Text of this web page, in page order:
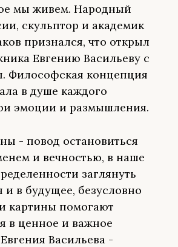
мы живем. Народный
скульптор и академик
признался, что открыл
Евгению Васильеву с
Философская концепция
в душе каждого
эмоции и размышления.
- повод остановиться
и вечностью, в наше
заглянуть
и в будущее, безусловно
картины помогают
в ценное и важное
Васильева -